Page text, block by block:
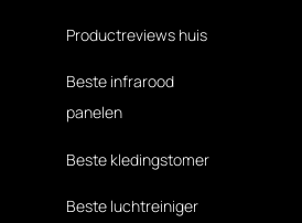
Productreviews huis
Beste infrarood
panelen
Beste kledingstomer
Beste luchtreiniger